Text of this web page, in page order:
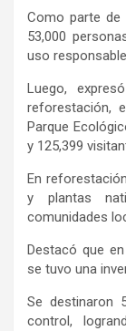
Como parte de
53,000
uso
Luego,
reforestación,
Parque
y 125,399
En
y plantas
comunidades
Destacó que
se tuvo una
Se destinaron
control,